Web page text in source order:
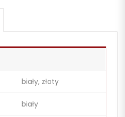
biały, złoty
biały